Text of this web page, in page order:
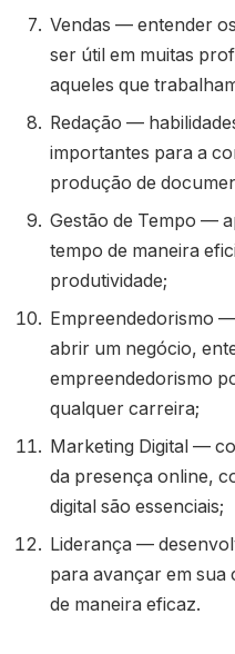
Vendas — entender
ser útil em muitas
aqueles que
Redação —
importantes para a
produção de
Gestão de Tempo —
tempo de maneira
produtividade;
Empreendedorismo
abrir um negócio,
empreendedorismo
qualquer carreira;
Marketing Digital —
da presença online,
digital são essenciais;
Liderança —
para avançar em sua
de maneira eficaz.